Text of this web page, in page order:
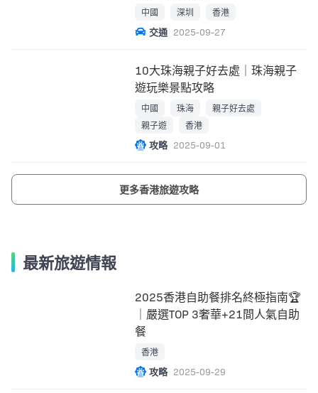
中國 深圳 香港
交通 2025-09-27
10大珠海親子好去處｜珠海親子
遊玩樂景點攻略
中國 珠海
親子好去處
親子遊
香港
攻略 2025-09-01
更多香港旅遊攻略
最新旅遊情報
2025香港自助餐排名終極指南🏆
｜嚴選TOP 3奢華+21間人氣自助
餐
香港
攻略 2025-09-29